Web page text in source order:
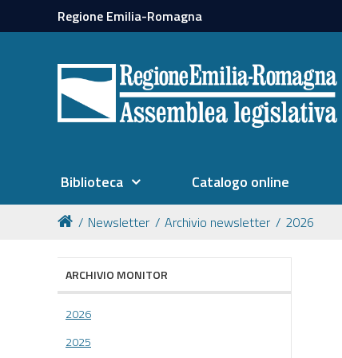
Regione Emilia-Romagna
Biblioteca Catalogo online
Newsletter Archivio newsletter 2026
ARCHIVIO MONITOR
2026
2025